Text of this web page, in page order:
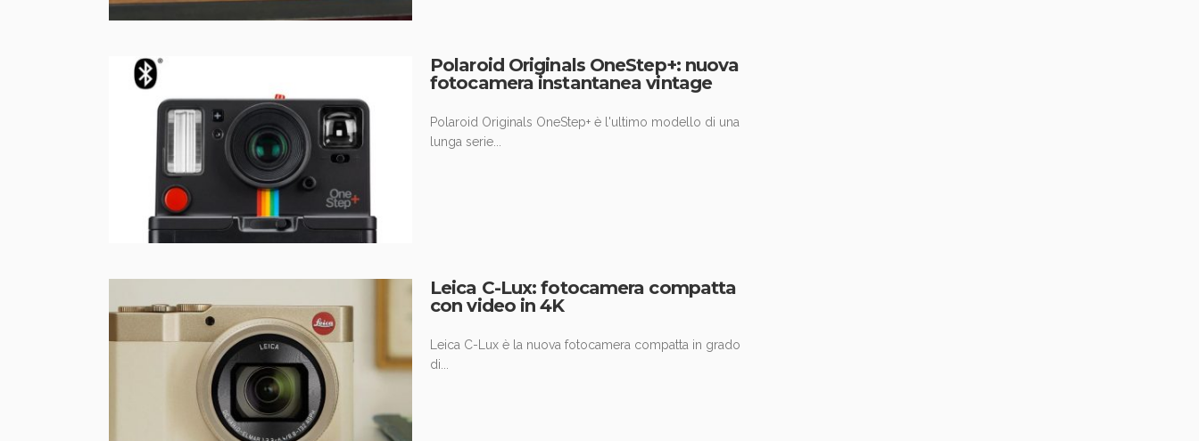
Polaroid Originals OneStep+: nuova
fotocamera instantanea vintage
Polaroid Originals OneStep+ è l'ultimo modello di una
lunga serie...
Leica C-Lux: fotocamera compatta
con video in 4K
Leica C-Lux è la nuova fotocamera compatta in grado
di...